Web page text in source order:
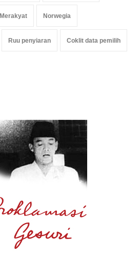
Merakyat Norwegia
Ruu penyiaran Coklit data pemilih